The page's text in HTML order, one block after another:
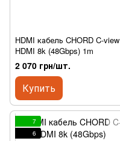
HDMI кабель CHORD C-view
HDMI 8k (48Gbps) 1m
2 070 грн/шт.
Купить
7
6